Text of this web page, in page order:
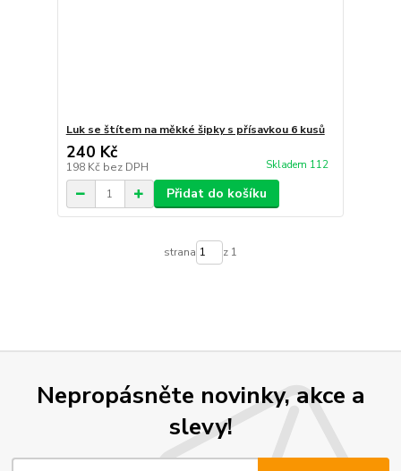
Luk se štítem na měkké šipky s přísavkou 6 kusů
240 Kč
198 Kč bez DPH Skladem 112
Přidat do košíku
strana z 1
Nepropásněte novinky, akce a
slevy!